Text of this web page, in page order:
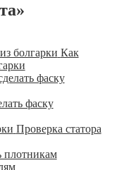
Как
фаску
Проверка статора